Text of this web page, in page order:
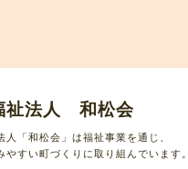
祉法人 和松会
人「和松会」は福祉事業を通じ、
やすい町づくりに取り組んでいます。